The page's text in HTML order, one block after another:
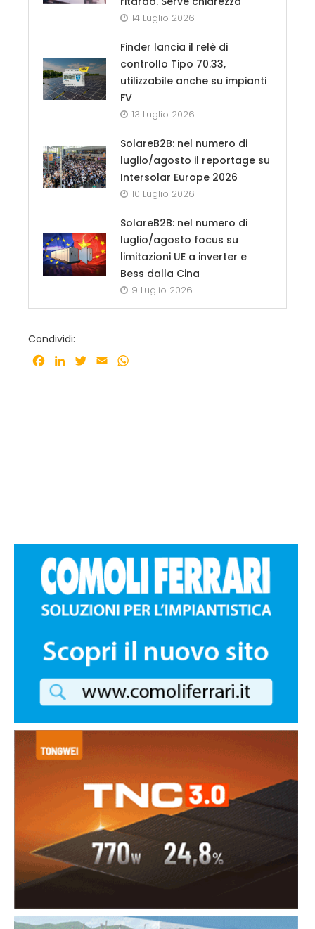
14 Luglio 2026
Finder lancia il relè di
controllo Tipo 70.33,
utilizzabile anche su impianti
FV
13 Luglio 2026
SolareB2B: nel numero di
luglio/agosto il reportage su
Intersolar Europe 2026
10 Luglio 2026
SolareB2B: nel numero di
luglio/agosto focus su
limitazioni UE a inverter e
Bess dalla Cina
9 Luglio 2026
Condividi:
Facebook
LinkedInTwitter
Email